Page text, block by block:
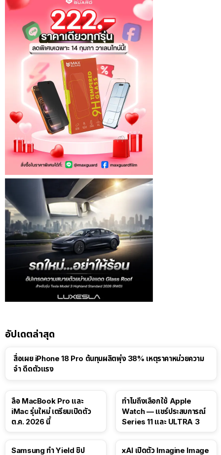
อัปเดตล่าสุด
สื่อเผย iPhone 18 Pro ต้นทุนผลิตพุ่ง 38% เหตุราคาหน่วยความ
จำ ดีดตัวแรง
ลือ MacBook Pro และ
iMac รุ่นใหม่ เตรียมเปิดตัว
ต.ค. 2026 นี้
ทำไมถึงเลือกใช้ Apple
Watch — แชร์ประสบการณ์
Series 11 และ ULTRA 3
Samsung ทำ Yield ชิป
xAI เปิดตัว Imagine Image